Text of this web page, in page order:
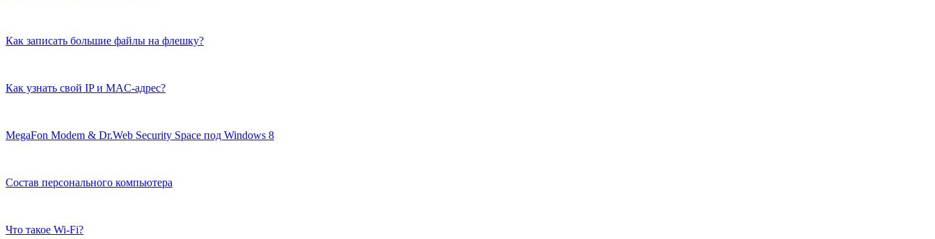
Как записать большие файлы на флешку?
Как узнать свой IP и MAC-адрес?
MegaFon Modem & Dr.Web Security Space под Windows 8
Состав персонального компьютера
Что такое Wi-Fi?